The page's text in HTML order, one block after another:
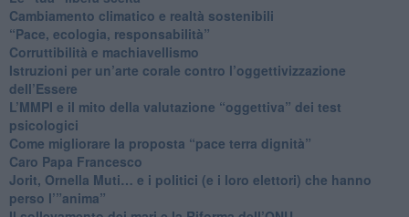
Cambiamento climatico e realtà sostenibili
“Pace, ecologia, responsabilità”
​Corruttibilità e machiavellismo
Istruzioni per un’arte corale contro l’oggettivizzazione
dell’Essere
​L’MMPI e il mito della valutazione “oggettiva” dei test
psicologici
Come migliorare la proposta “pace terra dignità”
Caro Papa Francesco
​Jorit, Ornella Muti… e i politici (e i loro elettori) che hanno
perso l’”anima”